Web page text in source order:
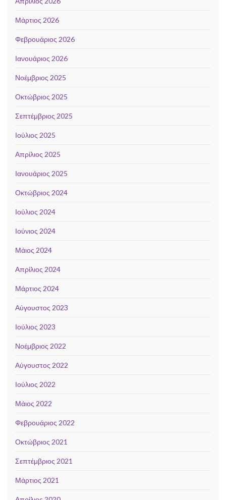
Μάρτιος 2026
Φεβρουάριος 2026
Ιανουάριος 2026
Νοέμβριος 2025
Οκτώβριος 2025
Σεπτέμβριος 2025
Ιούλιος 2025
Απρίλιος 2025
Ιανουάριος 2025
Οκτώβριος 2024
Ιούλιος 2024
Ιούνιος 2024
Μάιος 2024
Απρίλιος 2024
Μάρτιος 2024
Αύγουστος 2023
Ιούλιος 2023
Νοέμβριος 2022
Αύγουστος 2022
Ιούλιος 2022
Μάιος 2022
Φεβρουάριος 2022
Οκτώβριος 2021
Σεπτέμβριος 2021
Μάρτιος 2021